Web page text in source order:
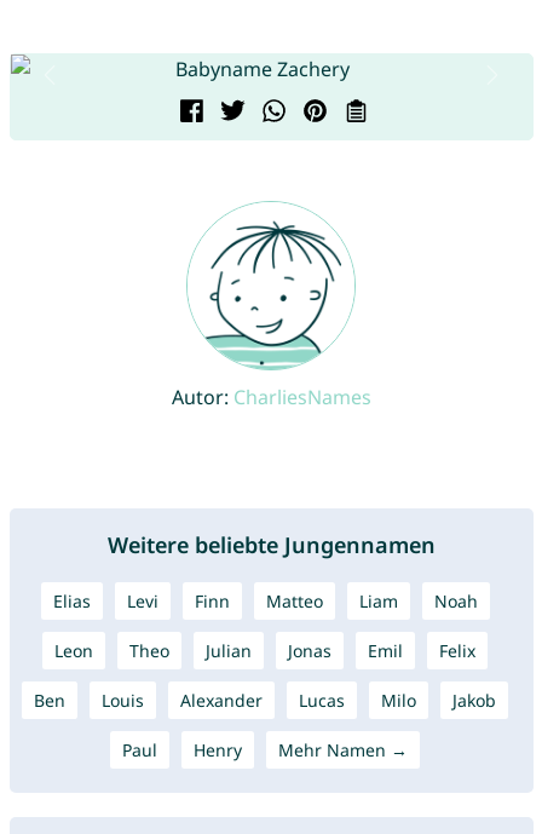
Autor: CharliesNames
Weitere beliebte Jungennamen
Elias Levi Finn Matteo Liam Noah
Leon Theo Julian Jonas Emil Felix
Ben Louis Alexander Lucas Milo Jakob
Paul Henry Mehr Namen →